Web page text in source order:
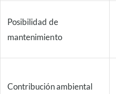
Posibilidad de
mantenimiento
Contribución ambiental